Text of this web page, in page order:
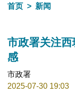
首页
新闻
市政署关注
感
市政署
2025-07-30 19:03